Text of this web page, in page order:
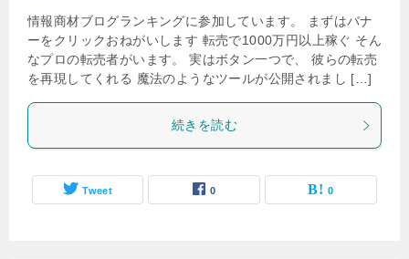
情報商材ブログランキングに参加しています。 まずはバナ
ーをクリックおねがいします 転売で1000万円以上稼ぐ そん
なプロの転売者がいます。 実はボタン一つで、 彼らの転売
を再現してくれる 魔法のようなツールが公開されまし […]
続きを読む
Tweet 0 0